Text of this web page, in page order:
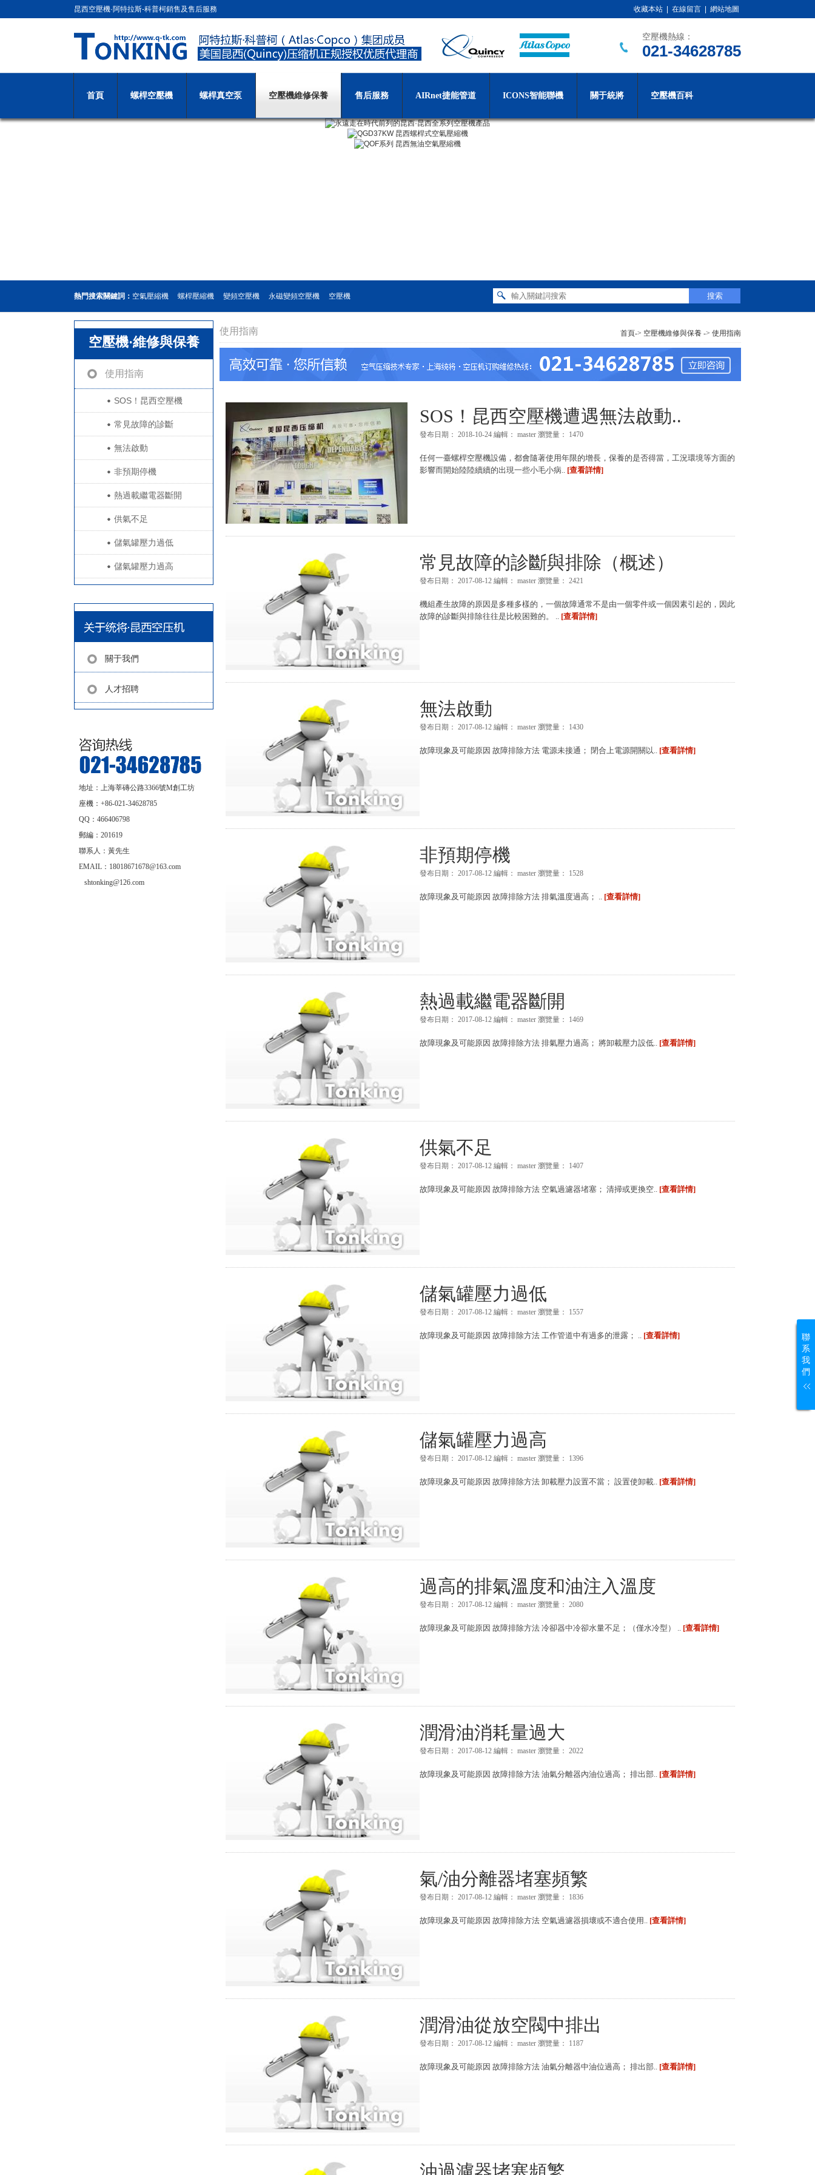
昆西空壓機·阿特拉斯-科普柯銷售及售后服務 收藏本站 在線留言 網站地圖
空壓機熱線：
021-34628785
首頁 螺桿空壓機 螺桿真空泵 空壓機維修保養 售后服務 AIRnet捷能管道 ICONS智能聯機 關于統將 空壓機百科
熱門搜索關鍵詞： 空氣壓縮機 螺桿壓縮機 變頻空壓機 永磁變頻空壓機 空壓機
空壓機·維修與保養
使用指南
SOS！昆西空壓機
常見故障的診斷
無法啟動
非預期停機
熱過載繼電器斷開
供氣不足
儲氣罐壓力過低
儲氣罐壓力過高
關于我們
人才招聘
地址：上海莘磚公路3366號M創工坊
座機：+86-021-34628785
QQ：466406798
郵編：201619
聯系人：黃先生
EMAIL：18018671678@163.com
shtonking@126.com
使用指南 首頁-> 空壓機維修與保養 -> 使用指南
SOS！昆西空壓機遭遇無法啟動..
發布日期： 2018-10-24 編輯： master 瀏覽量： 1470
任何一臺螺桿空壓機設備，都會隨著使用年限的增長，保養的是否得當，工況環境等方面的
影響而開始陸陸續續的出現一些小毛小病.. [查看詳情]
常見故障的診斷與排除（概述）
發布日期： 2017-08-12 編輯： master 瀏覽量： 2421
機組產生故障的原因是多種多樣的，一個故障通常不是由一個零件或一個因素引起的，因此
故障的診斷與排除往往是比較困難的。 .. [查看詳情]
無法啟動
發布日期： 2017-08-12 編輯： master 瀏覽量： 1430
故障現象及可能原因 故障排除方法 電源未接通； 閉合上電源開關以.. [查看詳情]
非預期停機
發布日期： 2017-08-12 編輯： master 瀏覽量： 1528
故障現象及可能原因 故障排除方法 排氣溫度過高； .. [查看詳情]
熱過載繼電器斷開
發布日期： 2017-08-12 編輯： master 瀏覽量： 1469
故障現象及可能原因 故障排除方法 排氣壓力過高； 將卸載壓力設低.. [查看詳情]
供氣不足
發布日期： 2017-08-12 編輯： master 瀏覽量： 1407
故障現象及可能原因 故障排除方法 空氣過濾器堵塞； 清掃或更換空.. [查看詳情]
儲氣罐壓力過低
發布日期： 2017-08-12 編輯： master 瀏覽量： 1557
故障現象及可能原因 故障排除方法 工作管道中有過多的泄露； .. [查看詳情]
儲氣罐壓力過高
發布日期： 2017-08-12 編輯： master 瀏覽量： 1396
故障現象及可能原因 故障排除方法 卸載壓力設置不當； 設置使卸載.. [查看詳情]
過高的排氣溫度和油注入溫度
發布日期： 2017-08-12 編輯： master 瀏覽量： 2080
故障現象及可能原因 故障排除方法 冷卻器中冷卻水量不足；（僅水冷型） .. [查看詳情]
潤滑油消耗量過大
發布日期： 2017-08-12 編輯： master 瀏覽量： 2022
故障現象及可能原因 故障排除方法 油氣分離器內油位過高； 排出部.. [查看詳情]
氣/油分離器堵塞頻繁
發布日期： 2017-08-12 編輯： master 瀏覽量： 1836
故障現象及可能原因 故障排除方法 空氣過濾器損壞或不適合使用.. [查看詳情]
潤滑油從放空閥中排出
發布日期： 2017-08-12 編輯： master 瀏覽量： 1187
故障現象及可能原因 故障排除方法 油氣分離器中油位過高； 排出部.. [查看詳情]
聯
系
我
們